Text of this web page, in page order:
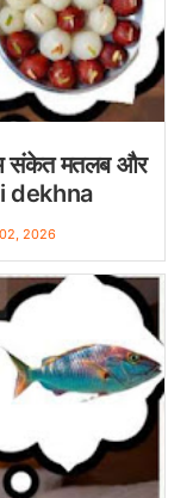
संकेत मतलब और
dekhna
2026